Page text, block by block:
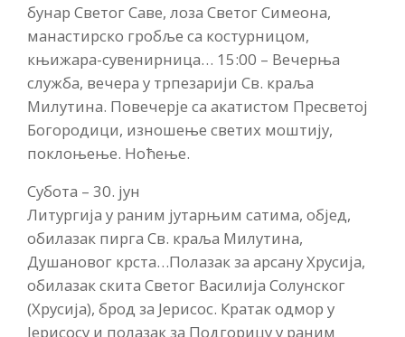
бунар Светог Саве, лоза Светог Симеона,
манастирско гробље са костурницом,
књижара-сувенирница… 15:00 – Вечерња
служба, вечера у трпезарији Св. краља
Милутина. Повечерје са акатистом Пресветој
Богородици, изношење светих моштију,
поклоњење. Ноћење.
Субота – 30. јун
Литургија у раним јутарњим сатима, објед,
обилазак пирга Св. краља Милутина,
Душановог крста…Полазак за арсану Хрусија,
обилазак скита Светог Василија Солунског
(Хрусија), брод за Јерисос. Кратак одмор у
Јерисосу и полазак за Подгорицу у раним